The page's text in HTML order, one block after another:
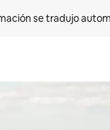
se tradujo